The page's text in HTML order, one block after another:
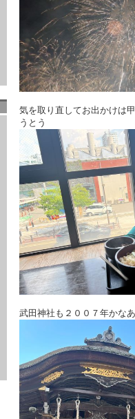
気を取り直してお出かけは
うとう
武田神社も２００７年か